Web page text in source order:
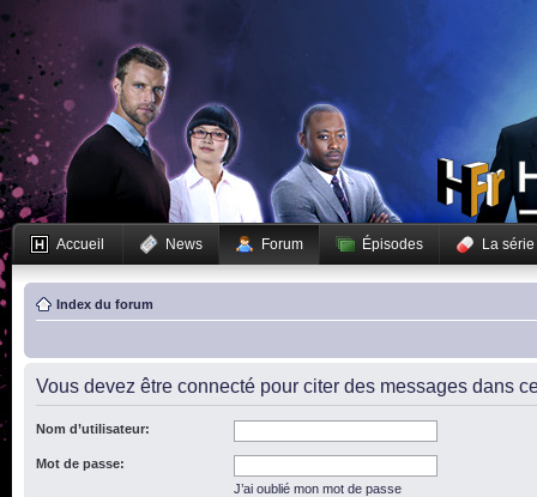
Accueil News Forum Épisodes La série
Index du forum
Vous devez être connecté pour citer des messages dans
Nom d’utilisateur:
Mot de passe:
J’ai oublié mon mot de passe